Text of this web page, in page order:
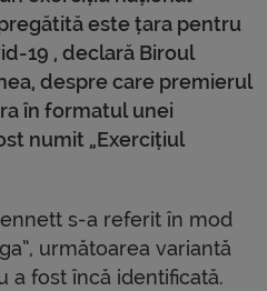
este țara pentru
19 , declară Biroul
despre care premierul
în formatul unei
numit „Exercițiul
s-a referit în mod
următoarea variantă
a fost încă identificată.